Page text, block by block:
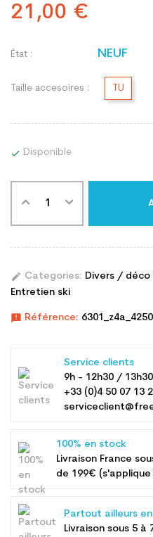
21,00 €
État : NEUF
Taille accesoires : TU
 Disponible
edit Categories: Divers / déco
Entretien ski
announcement Référence:
Service clients
9h - 12h30 /
+33 (0)4 50 07 13
100% en stock
Livraison France
de 199€
Partout ailleurs
Livraison sous 5 à